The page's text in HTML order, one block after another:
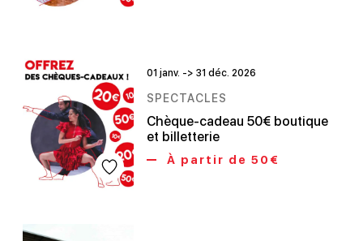
01 janv. -> 31 déc. 2026
SPECTACLES
Chèque-cadeau 50€ boutique
et billetterie
À partir de 50€